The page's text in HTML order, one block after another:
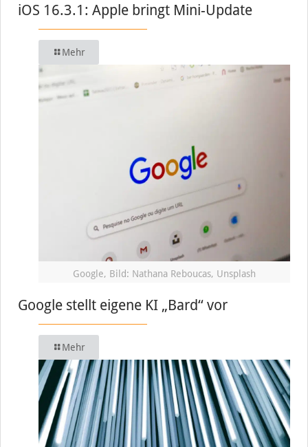
iOS 16.3.1: Apple bringt Mini-Update
Mehr
Google, Bild: Nathana Reboucas, Unsplash
Google stellt eigene KI „Bard“ vor
Mehr